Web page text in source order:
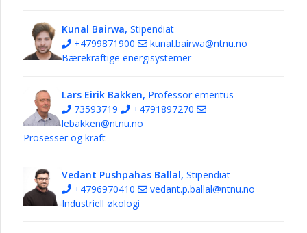
Kunal Bairwa, Stipendiat
+4799871900
kunal.bairwa@ntnu.no
Bærekraftige energisystemer
Lars Eirik Bakken, Professor emeritus
73593719
+4791897270
lebakken@ntnu.no
Prosesser og kraft
Vedant Pushpahas Ballal, Stipendiat
+4796970410
vedant.p.ballal@ntnu.no
Industriell økologi